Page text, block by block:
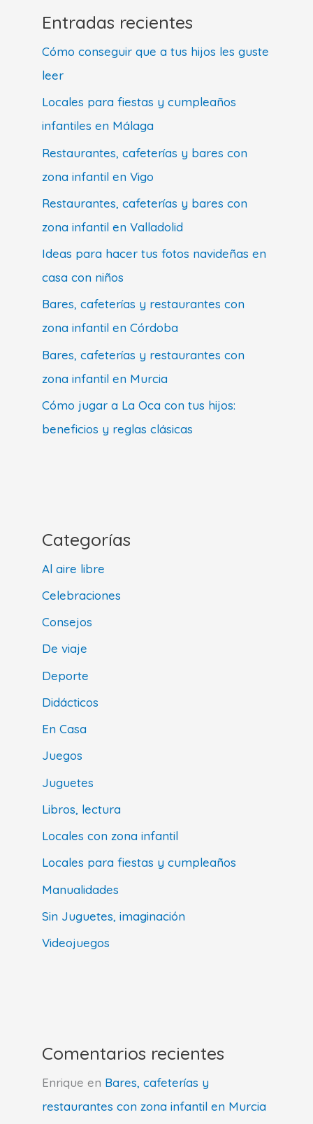
Entradas recientes
Cómo conseguir que a tus hijos les guste
leer
Locales para fiestas y cumpleaños
infantiles en Málaga
Restaurantes, cafeterías y bares con
zona infantil en Vigo
Restaurantes, cafeterías y bares con
zona infantil en Valladolid
Ideas para hacer tus fotos navideñas en
casa con niños
Bares, cafeterías y restaurantes con
zona infantil en Córdoba
Bares, cafeterías y restaurantes con
zona infantil en Murcia
Cómo jugar a La Oca con tus hijos:
beneficios y reglas clásicas
Categorías
Al aire libre
Celebraciones
Consejos
De viaje
Deporte
Didácticos
En Casa
Juegos
Juguetes
Libros, lectura
Locales con zona infantil
Locales para fiestas y cumpleaños
Manualidades
Sin Juguetes, imaginación
Videojuegos
Comentarios recientes
Enrique en Bares, cafeterías y
restaurantes con zona infantil en Murcia